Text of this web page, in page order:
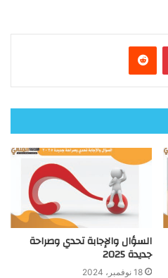
بينتيريست
السؤال والإجابة تحدي وصراحة
جديدة 2025
18 نوفمبر، 2024